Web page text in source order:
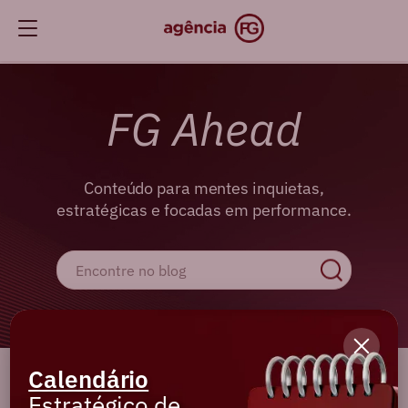
FG Ahead
Conteúdo para mentes inquietas,
estratégicas e focadas em performance.
Cadastre-se e receba os melhores
Calendário